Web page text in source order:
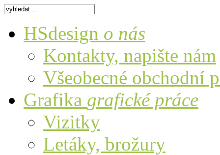
HSdesign o nás
Kontakty, napište nám
Všeobecné obchodní
Grafika grafické práce
Vizitky
Letáky, brožury